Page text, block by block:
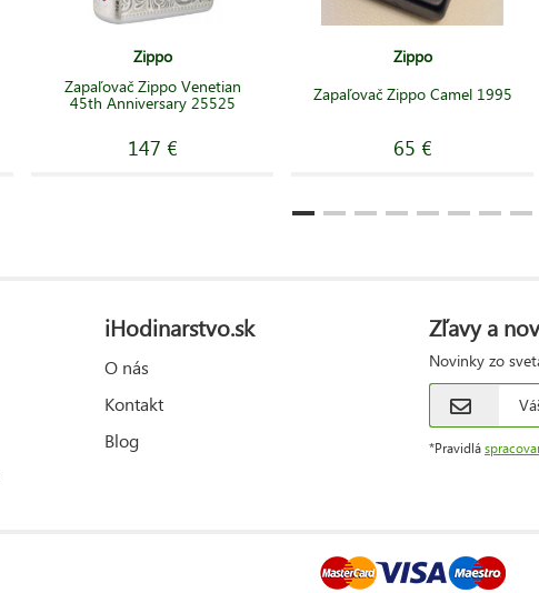
Zippo
Zapaľovač Zippo Venetian
45th Anniversary 25525
147 €
Zippo
Zapaľovač Zippo Camel 1995
65 €
iHodinarstvo.sk
O nás
Kontakt
Blog
Zľavy a
Novinky zo
*Pravidlá